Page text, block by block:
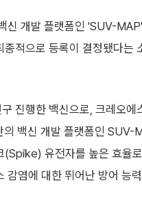
신 개발 플랫폼인 'SUV-MAP'
적으로 등록이 결정됐다는
진행한 백신으로, 크레오에
백신 개발 플랫폼인 SUV-
(Spike) 유전자를 높은 효율
염에 대한 뛰어난 방어 능